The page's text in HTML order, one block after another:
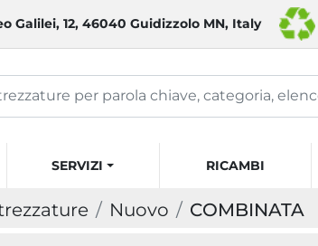
Galilei, 12, 46040 Guidizzolo MN, Italy
SERVIZI RICAMBI
Nuovo COMBINATA